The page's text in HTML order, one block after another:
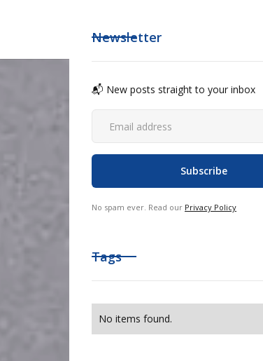
L'Alliance France Tourisme
Newsletter
📬 New posts straight to your inbox
No spam ever. Read our Privacy Policy
Tags
No items found.